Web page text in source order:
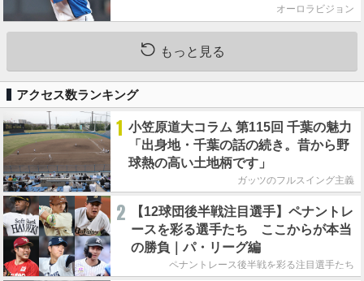
オーロラビジョン
もっと見る
アクセス数ランキング
1 小笠原道大コラム 第115回 千葉の魅力
「出身地・千葉の話の続き。昔から野
球熱の高い土地柄です」
ガッツのフルスイング主義
2
【12球団後半戦注目選手】ペナントレ
ースを彩る選手たち ここからが本当
の勝負｜パ・リーグ編
ペナントレース後半戦を彩る注目選手たち